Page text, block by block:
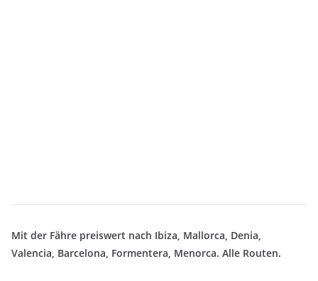
Mit der Fähre preiswert nach Ibiza, Mallorca, Denia,
Valencia, Barcelona, Formentera, Menorca. Alle Routen.